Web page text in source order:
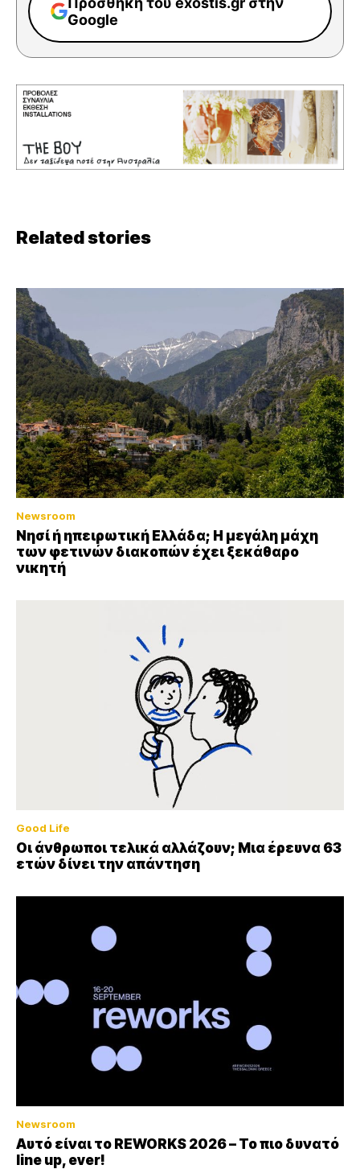
Google
Related stories
Newsroom
Νησί ή ηπειρωτική Ελλάδα; Η μεγάλη μάχη
των φετινών διακοπών έχει ξεκάθαρο
νικητή
Good Life
Οι άνθρωποι τελικά αλλάζουν; Μια έρευνα 63
ετών δίνει την απάντηση
Newsroom
Αυτό είναι το REWORKS 2026 – Το πιο δυνατό
line up, ever!